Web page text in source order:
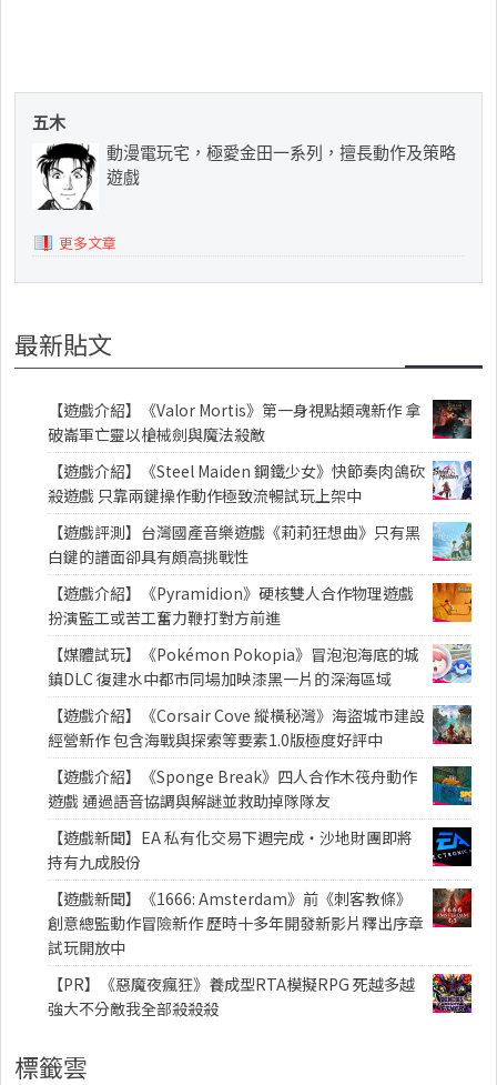
五木
動漫電玩宅，極愛金田一系列，擅長動作及策略
遊戲
更多文章
最新貼文
【遊戲介紹】《Valor Mortis》第一身視點類魂新作 拿
破崙軍亡靈以槍械劍與魔法殺敵
【遊戲介紹】《Steel Maiden 鋼鐵少女》快節奏肉鴿砍
殺遊戲 只靠兩鍵操作動作極致流暢試玩上架中
【遊戲評測】台灣國產音樂遊戲《莉莉狂想曲》只有黑
白鍵的譜面卻具有頗高挑戰性
【遊戲介紹】《Pyramidion》硬核雙人合作物理遊戲
扮演監工或苦工奮力鞭打對方前進
【媒體試玩】《Pokémon Pokopia》冒泡泡海底的城
鎮DLC 復建水中都市同場加映漆黑一片的深海區域
【遊戲介紹】《Corsair Cove 縱橫秘灣》海盜城市建設
經營新作 包含海戰與探索等要素1.0版極度好評中
【遊戲介紹】《Sponge Break》四人合作木筏舟動作
遊戲 通過語音協調與解謎並救助掉隊隊友
【遊戲新聞】EA 私有化交易下週完成・沙地財團即將
持有九成股份
【遊戲新聞】《1666: Amsterdam》前《刺客教條》
創意總監動作冒險新作 歷時十多年開發新影片釋出序章
試玩開放中
【PR】《惡魔夜瘋狂》養成型RTA模擬RPG 死越多越
強大不分敵我全部殺殺殺
標籤雲